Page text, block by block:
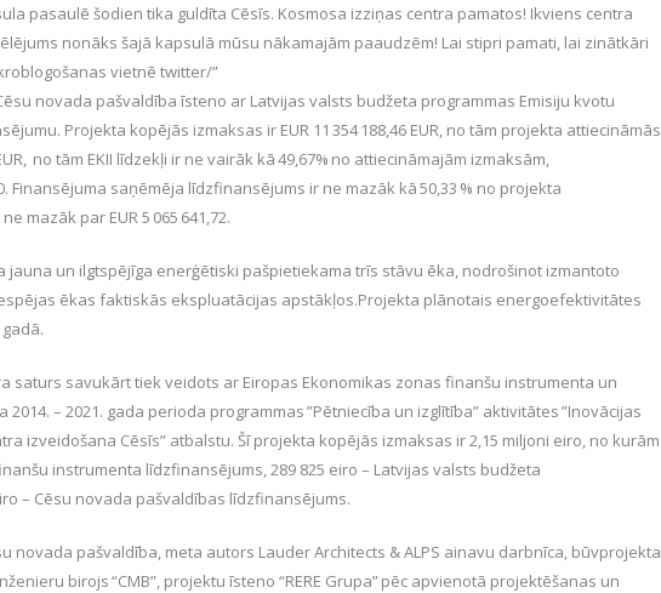
pasaulē šodien tika guldīta Cēsīs. Kosmosa izziņas centra pamatos! Ikviens centra
nonāks šajā kapsulā mūsu nākamajām paaudzēm! Lai stipri pamati, lai zinātkāri
vietnē twitter/”
novada pašvaldība īsteno ar Latvijas valsts budžeta programmas Emisiju kvotu
Projekta kopējās izmaksas ir EUR 11 354 188,46 EUR, no tām projekta attiecināmās
no tām EKII līdzekļi ir ne vairāk kā 49,67% no attiecināmajām izmaksām,
Finansējuma saņēmēja līdzfinansējums ir ne mazāk kā 50,33 % no projekta
mazāk par EUR 5 065 641,72.
jauna un ilgtspējīga enerģētiski pašpietiekama trīs stāvu ēka, nodrošinot izmantoto
ēkas faktiskās ekspluatācijas apstākļos.Projekta plānotais energoefektivitātes
saturs savukārt tiek veidots ar Eiropas Ekonomikas zonas finanšu instrumenta un
– 2021. gada perioda programmas ”Pētniecība un izglītība” aktivitātes ”Inovācijas
izveidošana Cēsīs” atbalstu. Šī projekta kopējās izmaksas ir 2,15 miljoni eiro, no kurām
instrumenta līdzfinansējums, 289 825 eiro – Latvijas valsts budžeta
– Cēsu novada pašvaldības līdzfinansējums.
novada pašvaldība, meta autors Lauder Architects & ALPS ainavu darbnīca, būvprojekta
birojs “CMB”, projektu īsteno “RERE Grupa” pēc apvienotā projektēšanas un